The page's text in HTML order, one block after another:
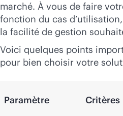
marché. À vous de faire
fonction du cas
la facilité de gestion
Voici quelques points
pour bien choisir votre
Paramètre Critères